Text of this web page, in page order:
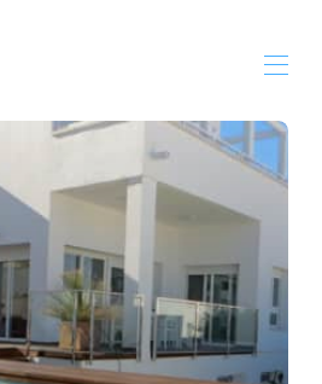
Descripción
Galería
Entorno
Mapa
Disponibilidad
Condiciones
Contacto
Opiniones